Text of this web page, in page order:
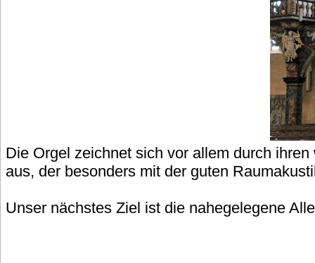
Die Orgel zeichnet sich vor allem durch
aus, der besonders mit der guten
Unser nächstes Ziel ist die nahegelegene